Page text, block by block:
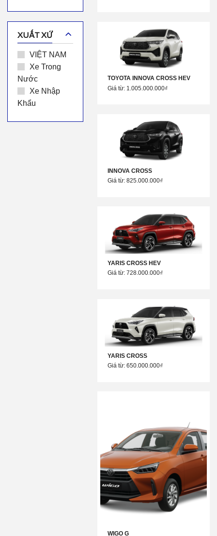
XUẤT XỨ
VIỆT NAM
Xe Trong
Nước
Xe Nhập
Khẩu
TOYOTA INNOVA CROSS HEV
Giá từ: 1.005.000.000₫
INNOVA CROSS
Giá từ: 825.000.000₫
YARIS CROSS HEV
Giá từ: 728.000.000₫
YARIS CROSS
Giá từ: 650.000.000₫
WIGO G